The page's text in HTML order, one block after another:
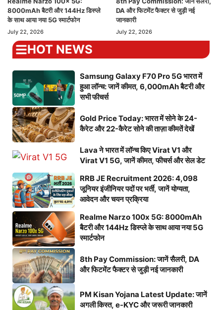
8000mAh बैटरी और 144Hz डिस्प्ले
के साथ आया नया 5G स्मार्टफोन
July 22, 2026
DA और फिटमेंट फैक्टर से जुड़ी नई
जानकारी
July 22, 2026
HOT NEWS
Samsung Galaxy F70 Pro 5G भारत में
हुआ लॉन्च: जानें कीमत, 6,000mAh बैटरी और
सभी फीचर्स
Gold Price Today: भारत में सोने के 24-
कैरेट और 22-कैरेट सोने की ताज़ा कीमतें देखें
Lava ने भारत में लॉन्च किए Virat V1 और
Virat V1 5G, जानें कीमत, फीचर्स और सेल डेट
RRB JE Recruitment 2026: 4,098
जूनियर इंजीनियर पदों पर भर्ती, जानें योग्यता,
आवेदन और चयन प्रक्रिया
Realme Narzo 100x 5G: 8000mAh
बैटरी और 144Hz डिस्प्ले के साथ आया नया 5G
स्मार्टफोन
8th Pay Commission: जानें सैलरी, DA
और फिटमेंट फैक्टर से जुड़ी नई जानकारी
PM Kisan Yojana Latest Update: जानें
अगली किस्त, e-KYC और जरूरी जानकारी